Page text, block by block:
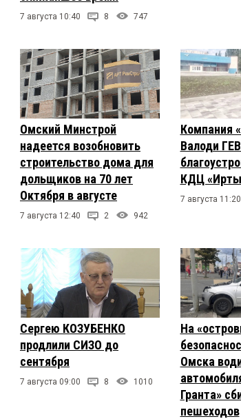
7 августа 10:40 8 747
Омский Минстрой
надеется возобновить
строительство дома для
дольщиков на 70 лет
Октября в августе
7 августа 12:40 2 942
Компания
Валоди
КДЦ
7 августа 11:20
Сергею КОЗУБЕНКО
продлили СИЗО до
сентября
7 августа 09:00 8 1010
На
Омска
Гранта»
пешеходов